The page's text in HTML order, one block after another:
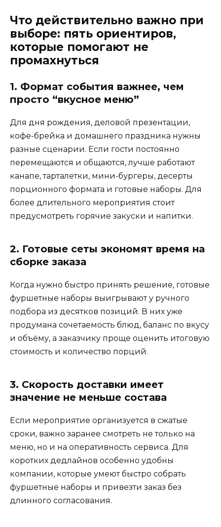
Что действительно важно при
выборе: пять ориентиров,
которые помогают не
промахнуться
1. Формат события важнее, чем
просто “вкусное меню”
Для дня рождения, деловой презентации,
кофе-брейка и домашнего праздника нужны
разные сценарии. Если гости постоянно
перемещаются и общаются, лучше работают
канапе, тарталетки, мини-бургеры, десерты
порционного формата и готовые наборы. Для
более длительного мероприятия стоит
предусмотреть горячие закуски и напитки.
2. Готовые сеты экономят время на
сборке заказа
Когда нужно быстро принять решение, готовые
фуршетные наборы выигрывают у ручного
подбора из десятков позиций. В них уже
продумана сочетаемость блюд, баланс по вкусу
и объёму, а заказчику проще оценить итоговую
стоимость и количество порций.
3. Скорость доставки имеет
значение не меньше состава
Если мероприятие организуется в сжатые
сроки, важно заранее смотреть не только на
меню, но и на оперативность сервиса. Для
коротких дедлайнов особенно удобны
компании, которые умеют быстро собрать
фуршетные наборы и привезти заказ без
длинного согласования.